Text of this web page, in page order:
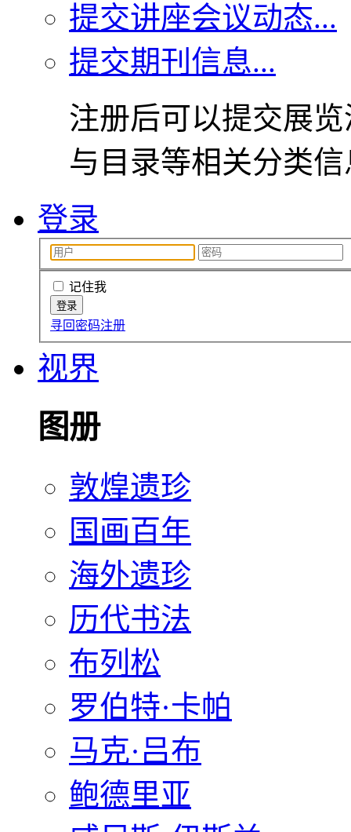
提交讲座会议动态...
提交期刊信息...
注册后可以提交展
与目录等相关分类
登录
记住我
寻回密码注册
视界
图册
敦煌遗珍
国画百年
海外遗珍
历代书法
布列松
罗伯特·卡帕
马克·吕布
鲍德里亚